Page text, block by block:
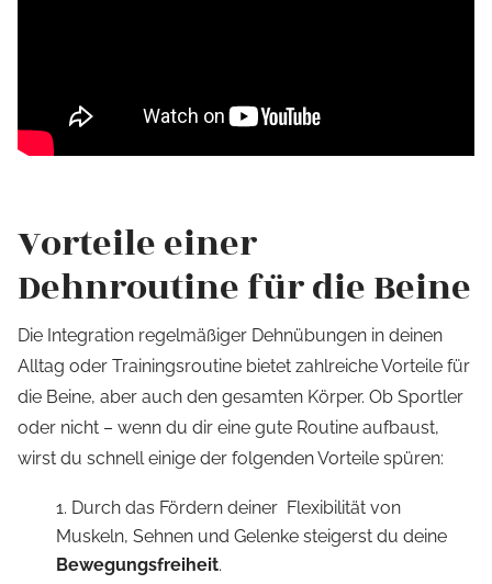
Vorteile einer
Dehnroutine für die Beine
Die Integration regelmäßiger Dehnübungen in deinen
Alltag oder Trainingsroutine bietet zahlreiche Vorteile für
die Beine, aber auch den gesamten Körper. Ob Sportler
oder nicht – wenn du dir eine gute Routine aufbaust,
wirst du schnell einige der folgenden Vorteile spüren:
Durch das Fördern deiner Flexibilität von
Muskeln, Sehnen und Gelenke steigerst du deine
Bewegungsfreiheit.